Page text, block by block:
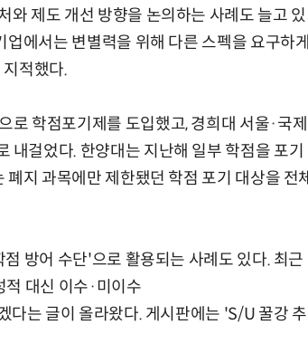
와 제도 개선 방향을 논의하는 사례도 늘고 있
에서는 변별력을 위해 다른 스펙을 요구하게
적했다.
학점포기제를 도입했고, 경희대 서울·국제
걸었다. 한양대는 지난해 일부 학점을 포기
지 과목에만 제한됐던 학점 포기 대상을 전체
방어 수단'으로 활용되는 사례도 있다. 최근
대신 이수·미이수
는 글이 올라왔다. 게시판에는 'S/U 꿀강 추